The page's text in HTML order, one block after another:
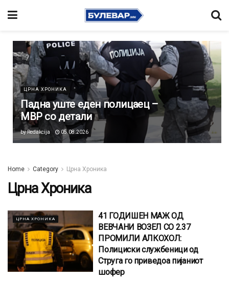
ЦРНА ХРОНИКА
Падна уште еден полицаец –
МВР со детали
byRedakcija 05.08.2026
Home Category Црна Хроника
Црна Хроника
ЦРНА ХРОНИКА
41 ГОДИШЕН МАЖ ОД
ВЕВЧАНИ ВОЗЕЛ СО 2.37
ПРОМИЛИ АЛКОХОЛ:
Полициски службеници од
Струга го приведоа пијаниот
шофер